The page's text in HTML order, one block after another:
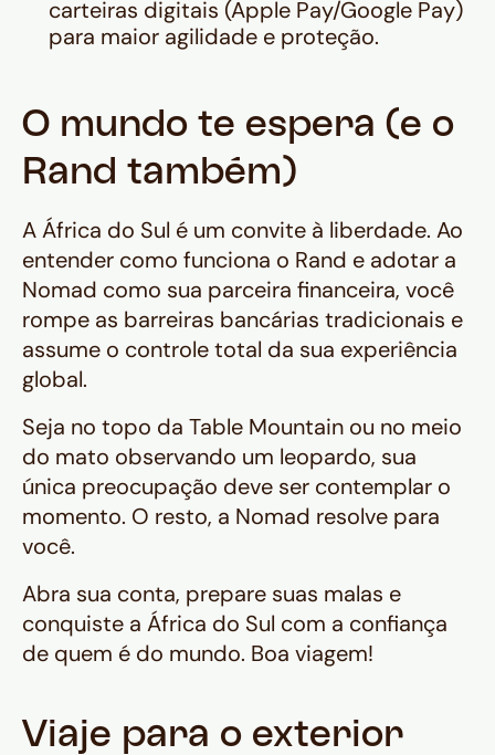
carteiras digitais (Apple Pay/Google Pay)
para maior agilidade e proteção.
O mundo te espera (e o
Rand também)
A África do Sul é um convite à liberdade. Ao
entender como funciona o Rand e adotar a
Nomad como sua parceira financeira, você
rompe as barreiras bancárias tradicionais e
assume o controle total da sua experiência
global.
Seja no topo da Table Mountain ou no meio
do mato observando um leopardo, sua
única preocupação deve ser contemplar o
momento. O resto, a Nomad resolve para
você.
Abra sua conta, prepare suas malas e
conquiste a África do Sul com a confiança
de quem é do mundo. Boa viagem!
Viaje para o exterior